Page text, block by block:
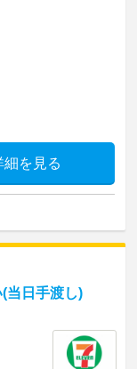
細を見る
当日手渡し)